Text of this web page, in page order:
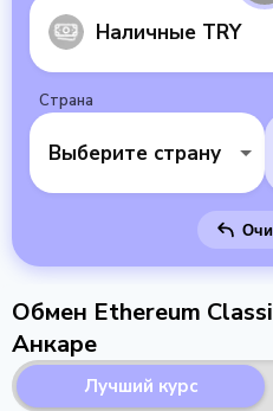
Наличные TRY
Страна
Выберите страну
Обмен Ethereum
Анкаре
Лучший курс